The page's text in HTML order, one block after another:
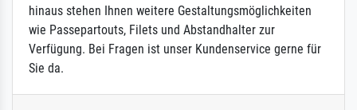
hinaus stehen Ihnen weitere Gestaltungsmöglichkeiten
wie Passepartouts, Filets und Abstandhalter zur
Verfügung. Bei Fragen ist unser Kundenservice gerne für
Sie da.